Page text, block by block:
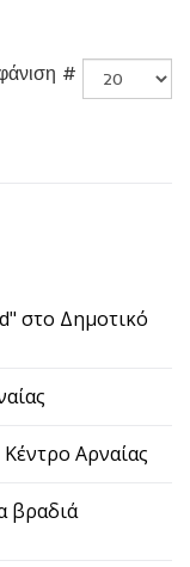
#
στο Δημοτικό
Αρναίας
βραδιά